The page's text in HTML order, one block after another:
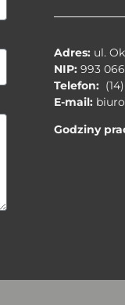
Adres: ul.
NIP: 993
Telefon:
E-mail:
Godziny